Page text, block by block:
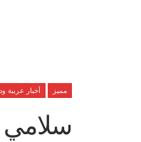
مميز أخبار عربية